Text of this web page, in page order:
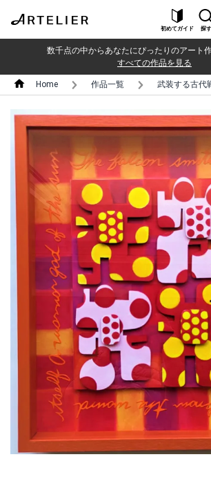
初めてガイド 探す
数千点の中からあなたにぴったりのアート
すべての作品を見る
Home 作品一覧 武装する古代